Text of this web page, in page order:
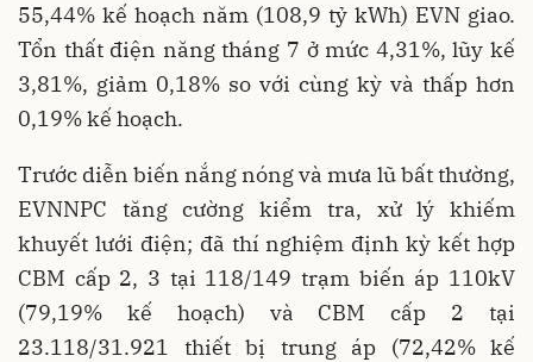
55,44% kế hoạch năm (108,9 tỷ kWh) EVN giao.
Tổn thất điện năng tháng 7 ở mức 4,31%, lũy kế
3,81%, giảm 0,18% so với cùng kỳ và thấp hơn
0,19% kế hoạch.
Trước diễn biến nắng nóng và mưa lũ bất thường,
EVNNPC tăng cường kiểm tra, xử lý khiếm
khuyết lưới điện; đã thí nghiệm định kỳ kết hợp
CBM cấp 2, 3 tại 118/149 trạm biến áp 110kV
(79,19% kế hoạch) và CBM cấp 2 tại
23.118/31.921 thiết bị trung áp (72,42% kế